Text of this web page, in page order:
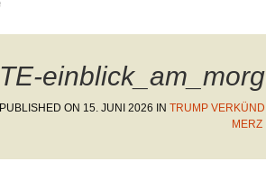
TE-
PUBLISHED ON 15. JUNI 2026 IN TRUMP
MERZ